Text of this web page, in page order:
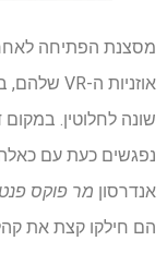
מסצנת הפתיחה
שונה לחלוטין.
נפגשים כעת עם
אנדרסון מר פוקס
הם חילקו קצת את